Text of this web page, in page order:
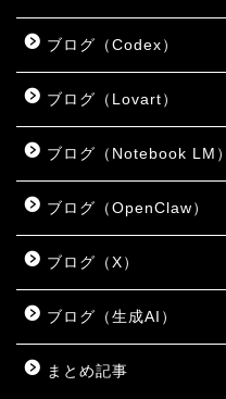
ブログ（Codex）
ブログ（Lovart）
ブログ（Notebook LM）
ブログ（OpenClaw）
ブログ（X）
ブログ（生成AI）
まとめ記事